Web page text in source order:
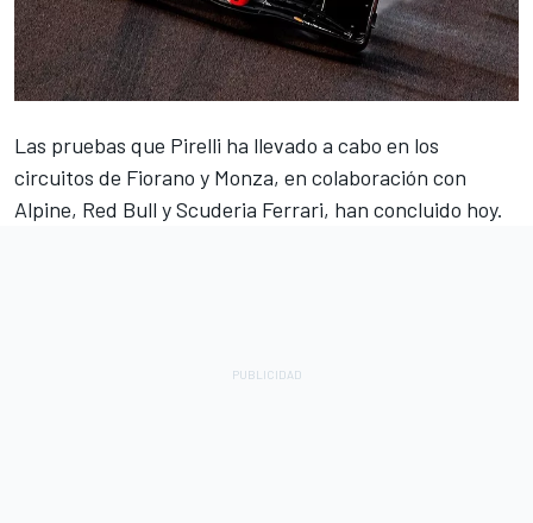
Las pruebas que Pirelli ha llevado a cabo en los
circuitos de Fiorano y Monza, en colaboración con
Alpine, Red Bull y Scuderia Ferrari, han concluido hoy.